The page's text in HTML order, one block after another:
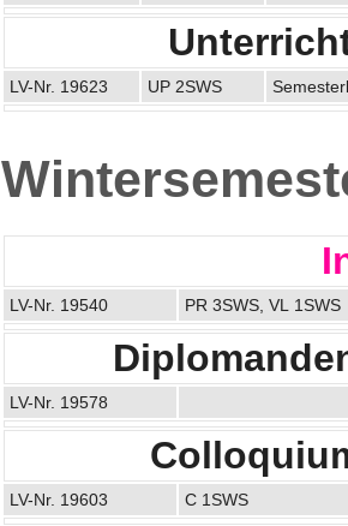
LV-Nr. 19623 UP 2SWS
LV-Nr. 19540 PR 3SWS, VL 1SWS
LV-Nr. 19578
LV-Nr. 19603 C 1SWS